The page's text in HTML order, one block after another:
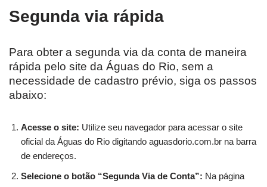
Segunda via rápida
Para obter a segunda via da conta de maneira
rápida pelo site da Águas do Rio, sem a
necessidade de cadastro prévio, siga os passos
abaixo:
Acesse o site: Utilize seu navegador para acessar o site
oficial da Águas do Rio digitando aguasdorio.com.br na barra
de endereços.
Selecione o botão “Segunda Via de Conta”: Na página